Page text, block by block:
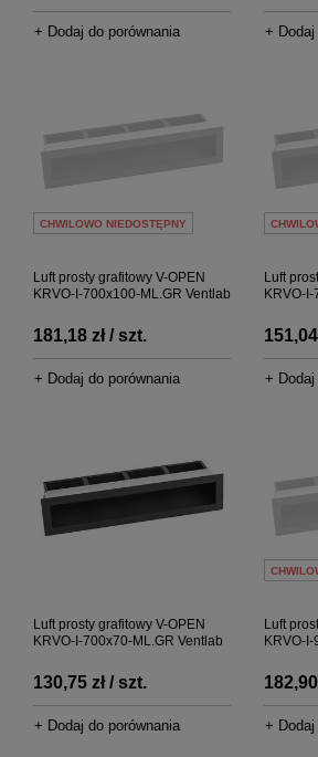
+ Dodaj do porównania + Dodaj
CHWILOWO NIEDOSTĘPNY
Luft prosty grafitowy V-OPEN
KRVO-I-700x100-ML.GR Ventlab
181,18 zł / szt.
+ Dodaj do porównania
Luft
KRVO-
+ Dodaj
Luft prosty grafitowy V-OPEN
KRVO-I-700x70-ML.GR Ventlab
130,75 zł / szt.
+ Dodaj do porównania
Luft
KRVO-
+ Dodaj